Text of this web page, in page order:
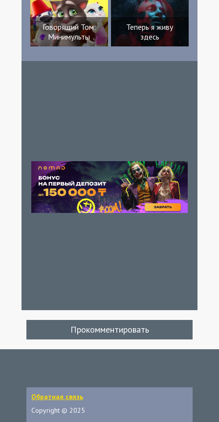
Говорящий Том:
Минимульты
Теперь я живу
здесь
Прокомментировать
Обратная связь
Copyright © 2025